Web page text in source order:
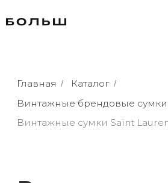
Винтажные сумки Saint Laurent
Винтажные сумки